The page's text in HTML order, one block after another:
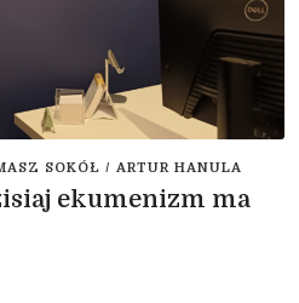
SOKÓŁ / ARTUR HANULA
ekumenizm ma